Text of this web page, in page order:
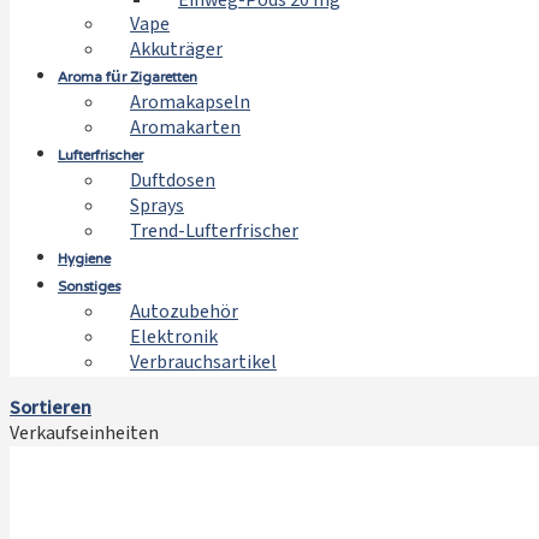
Vape
Akkuträger
Aroma für Zigaretten
Aromakapseln
Aromakarten
Lufterfrischer
Duftdosen
Sprays
Trend-Lufterfrischer
Hygiene
Sonstiges
Autozubehör
Elektronik
Verbrauchsartikel
Sortieren
Verkaufseinheiten